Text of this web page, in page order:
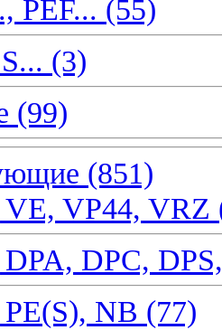
PEF... (55)
(3)
(99)
(851)
VP44, VRZ
DPC,
NB (77)